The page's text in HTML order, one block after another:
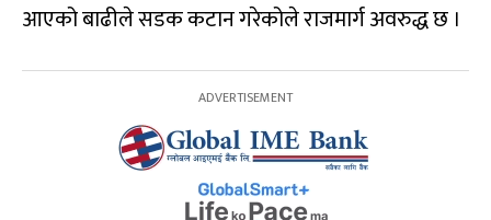
आएको बाढीले सडक कटान गरेकोले राजमार्ग अवरुद्ध छ ।